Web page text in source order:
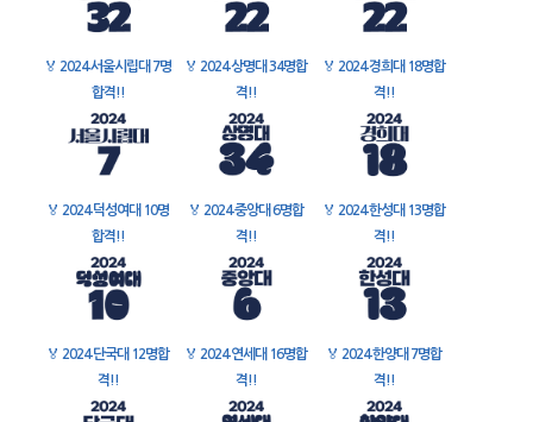
🏅 2024 서울시립대 7명
합격!!
🏅 2024 상명대 34명합
격!!
🏅 2024 경희대 18명합
격!!
🏅 2024 덕성여대 10명
합격!!
🏅 2024 중앙대 6명합
격!!
🏅 2024 한성대 13명합
격!!
🏅 2024 단국대 12명합
격!!
🏅 2024 연세대 16명합
격!!
🏅 2024 한양대 7명합
격!!